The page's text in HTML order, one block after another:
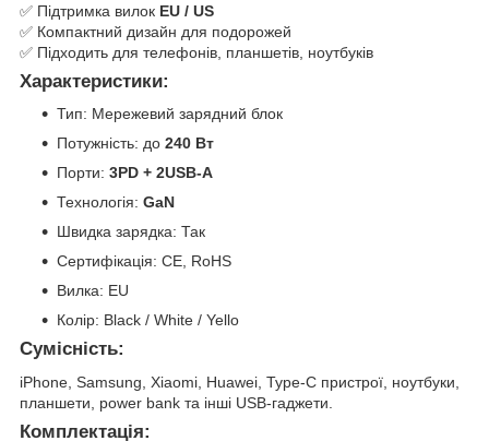
✅ Підтримка вилок EU / US
✅ Компактний дизайн для подорожей
✅ Підходить для телефонів, планшетів, ноутбуків
Характеристики:
Тип: Мережевий зарядний блок
Потужність: до 240 Вт
Порти: 3PD + 2USB-A
Технологія: GaN
Швидка зарядка: Так
Сертифікація: CE, RoHS
Вилка: EU
Колір: Black / White / Yello
Сумісність:
iPhone, Samsung, Xiaomi, Huawei, Type-C пристрої, ноутбуки,
планшети, power bank та інші USB-гаджети.
Комплектація: